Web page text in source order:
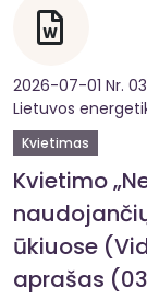
2026-07-01 Nr.
Lietuvos
Kvietimas
Kvietimo
ūkiuose
aprašas